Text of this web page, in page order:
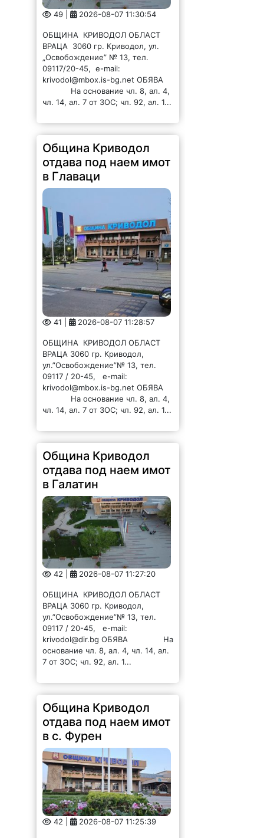
„Освобождение” № 13, тел.
09117/20-45, e-mail:
На основание чл. 8, ал. 4,
чл. 14, ал. 7 от ЗОС; чл. 92, ал. 1...
Община Криводол
отдава под наем имот
в Главаци
41 | 2026-08-07 11:28:57
ОБЩИНА КРИВОДОЛ ОБЛАСТ
ВРАЦА 3060 гр. Криводол,
ул.”Освобождение”№ 13, тел.
09117 / 20-45, e-mail:
На основание чл. 8, ал. 4,
чл. 14, ал. 7 от ЗОС; чл. 92, ал. 1...
Община Криводол
отдава под наем имот
в Галатин
42 | 2026-08-07 11:27:20
ОБЩИНА КРИВОДОЛ ОБЛАСТ
ВРАЦА 3060 гр. Криводол,
ул.”Освобождение”№ 13, тел.
09117 / 20-45, e-mail:
основание чл. 8, ал. 4, чл. 14, ал.
7 от ЗОС; чл. 92, ал. 1...
Община Криводол
отдава под наем имот
в с. Фурен
42 | 2026-08-07 11:25:39
ОБЩИНА КРИВОДОЛ ОБЛАСТ
ВРАЦА 3060 гр. Криводол, ул.
„Освобождение” № 13, тел.
09117/20-45, e-mail: